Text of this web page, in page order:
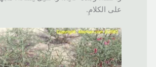
على الكلامِ.